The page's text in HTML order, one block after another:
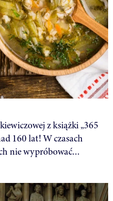
z książki „365
160 lat! W czasach
nie wypróbować…